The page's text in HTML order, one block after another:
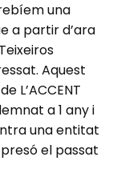
una
a partir d’ara
Aquest
L’ACCENT
a 1 any i
una entitat
el passat